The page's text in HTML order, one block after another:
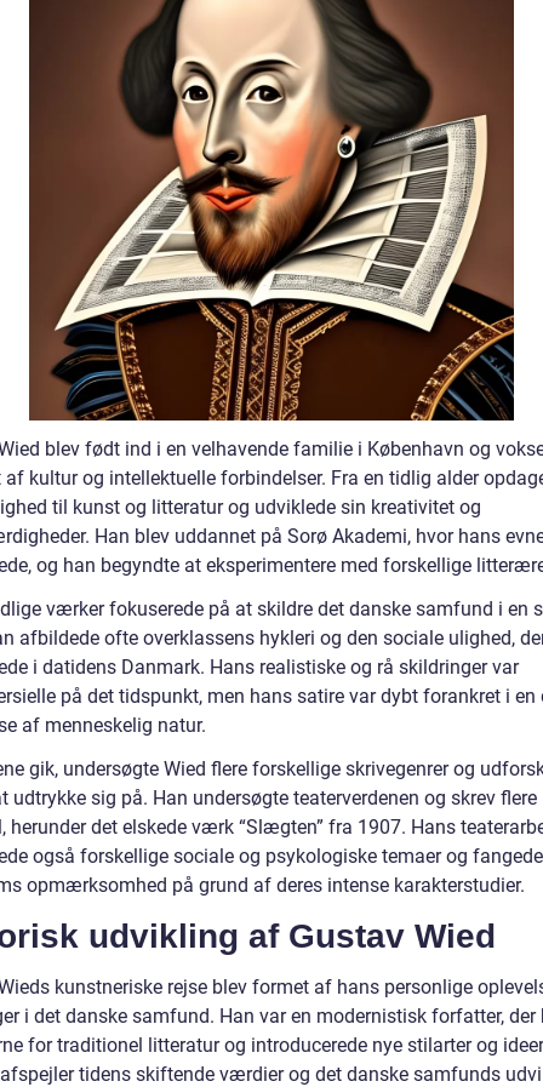
blev født ind i en velhavende familie i København og
kultur og intellektuelle forbindelser. Fra en tidlig alder
til kunst og litteratur og udviklede sin kreativitet og
Han blev uddannet på Sorø Akademi, hvor hans
og han begyndte at eksperimentere med forskellige
værker fokuserede på at skildre det danske samfund i en
afbildede ofte overklassens hykleri og den sociale ulighed,
i datidens Danmark. Hans realistiske og rå skildringer var
på det tidspunkt, men hans satire var dybt forankret i en
af menneskelig natur.
gik, undersøgte Wied flere forskellige skrivegenrer og
udtrykke sig på. Han undersøgte teaterverdenen og skrev flere
herunder det elskede værk “Slægten” fra 1907. Hans
også forskellige sociale og psykologiske temaer og fangede
opmærksomhed på grund af deres intense karakterstudier.
udvikling af Gustav Wied
kunstneriske rejse blev formet af hans personlige
i det danske samfund. Han var en modernistisk forfatter, der
for traditionel litteratur og introducerede nye stilarter og
tidens skiftende værdier og det danske samfunds